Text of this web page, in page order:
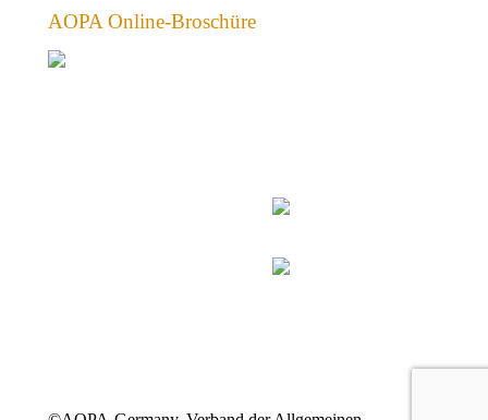
AOPA Online-Broschüre